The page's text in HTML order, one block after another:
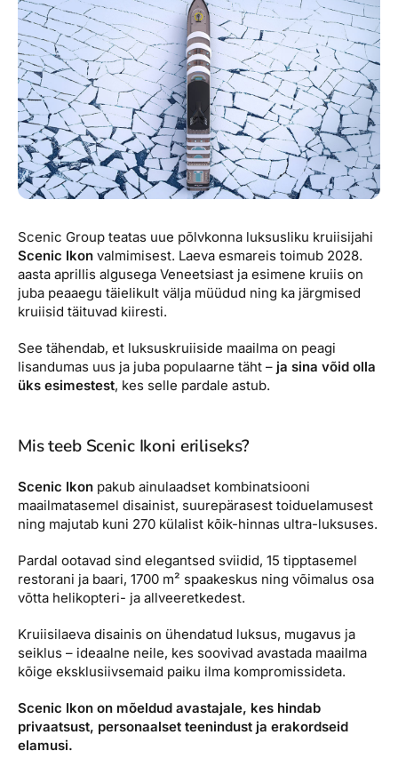
Reisitarvete e-pood
Airalo eSIM
Reisija meelespea
Kuldkaart
Platinum Club
Püsisoodustused
Boonuspunktid
Meist
Ettevõttest, kontaktid, reisikonsultandi teenus, tule
tööle, uudised...
Ettevõttest
Kontaktid
Reisikonsultandi teenus
Tule tööle
Uudised
Scenic Group teatas uue põlvkonna luksusliku kruiisijahi
Scenic Ikon valmimisest. Laeva esmareis toimub 2028.
aasta aprillis algusega Veneetsiast ja esimene kruiis on
juba peaaegu täielikult välja müüdud ning ka järgmised
kruiisid täituvad kiiresti.
See tähendab, et luksuskruiiside maailma on peagi
lisandumas uus ja juba populaarne täht – ja sina võid olla
üks esimestest, kes selle pardale astub.
Mis teeb Scenic Ikoni eriliseks?
Scenic Ikon pakub ainulaadset kombinatsiooni
maailmatasemel disainist, suurepärasest toiduelamusest
ning majutab kuni 270 külalist kõik-hinnas ultra-luksuses.
Pardal ootavad sind elegantsed sviidid, 15 tipptasemel
restorani ja baari, 1700 m² spaakeskus ning võimalus osa
võtta helikopteri- ja allveeretkedest.
Kruiisilaeva disainis on ühendatud luksus, mugavus ja
seiklus – ideaalne neile, kes soovivad avastada maailma
kõige eksklusiivsemaid paiku ilma kompromissideta.
Scenic Ikon on mõeldud avastajale, kes hindab
privaatsust, personaalset teenindust ja erakordseid
elamusi.